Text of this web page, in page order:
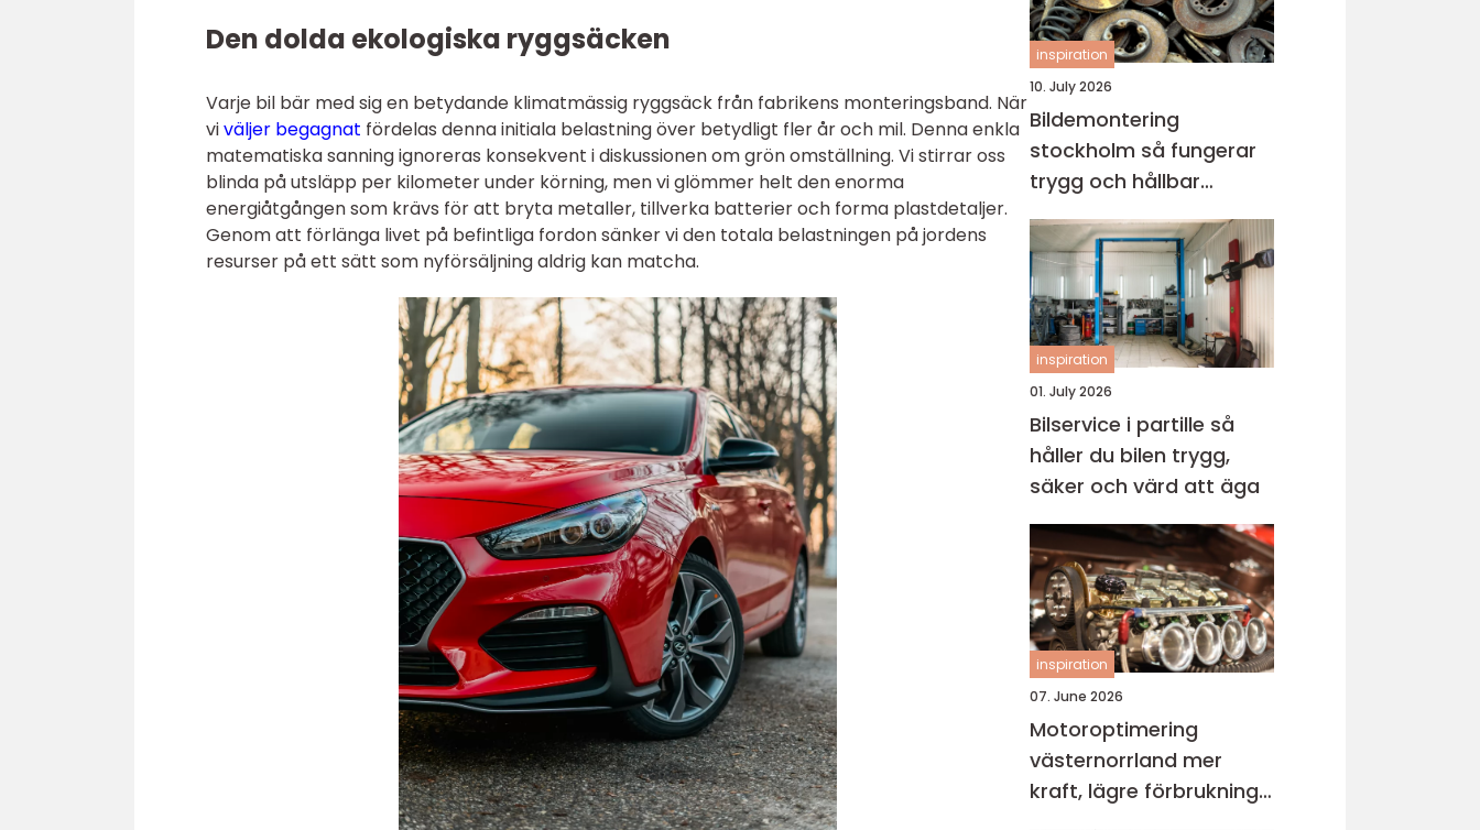
Den dolda ekologiska ryggsäcken
Varje bil bär med sig en betydande klimatmässig ryggsäck från fabrikens monteringsband. När
viväljer begagnat fördelas denna initiala belastning över betydligt fler år och mil. Denna enkla
matematiska sanning ignoreras konsekvent i diskussionen om grön omställning. Vi stirrar oss
blinda på utsläpp per kilometer under körning, men vi glömmer helt den enorma
energiåtgången som krävs för att bryta metaller, tillverka batterier och forma plastdetaljer.
Genom att förlänga livet på befintliga fordon sänker vi den totala belastningen på jordens
resurser på ett sätt som nyförsäljning aldrig kan matcha.
inspiration
10. July 2026
Bildemontering
stockholm så fungerar
trygg och hållbar
bilskrotning
inspiration
01. July 2026
Bilservice i partille så
håller du bilen trygg,
säker och värd att äga
inspiration
07. June 2026
Motoroptimering
västernorrland mer
kraft, lägre förbrukning